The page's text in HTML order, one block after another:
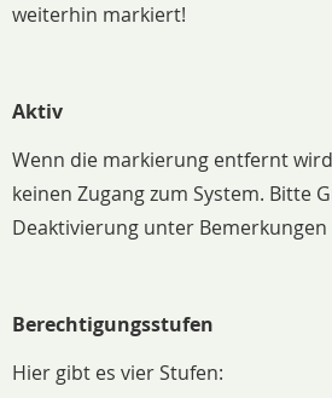
weiterhin markiert!
Aktiv
Wenn die markierung entfernt
keinen Zugang zum System. Bitte
Deaktivierung unter
Berechtigungsstufen
Hier gibt es vier Stufen: